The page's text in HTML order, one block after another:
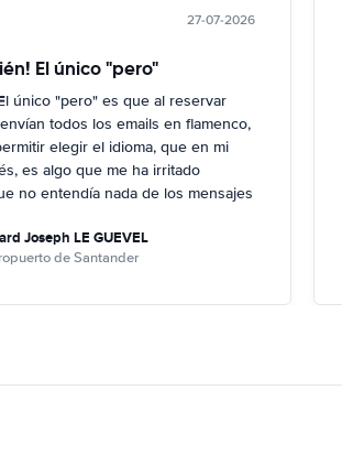
27-07-2026
El único "pero"
único "pero" es que al reservar
todos los emails en flamenco,
elegir el idioma, que en mi
es algo que me ha irritado
no entendía nada de los mensajes
pero en caso contrario...
Joseph LE GUEVEL
de Santander